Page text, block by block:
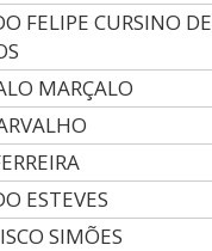
FELIPE CURSINO DE
MARÇALO
ESTEVES
SIMÕES